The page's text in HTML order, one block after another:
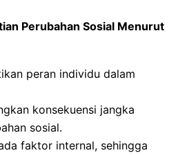
Perubahan Sosial Menurut
peran individu dalam
konsekuensi jangka
sosial.
faktor internal, sehingga